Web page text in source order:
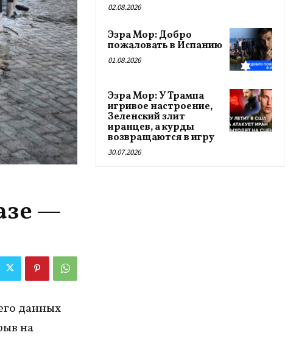
—
данных
на
02.08.2026
Эзра Мор: Добро
пожаловать в Испанию
01.08.2026
Эзра Мор: У Трампа
игривое настроение,
Зеленский злит
иранцев, а курды
возвращаются в игру
30.07.2026